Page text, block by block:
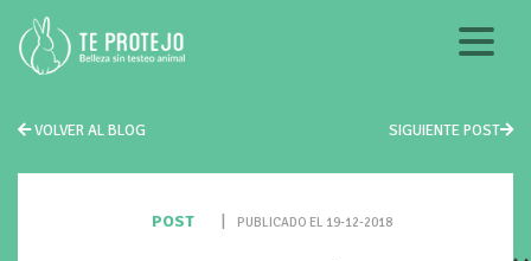
VOLVER AL BLOG SIGUIENTE POST
POST PUBLICADO EL 19-12-2018